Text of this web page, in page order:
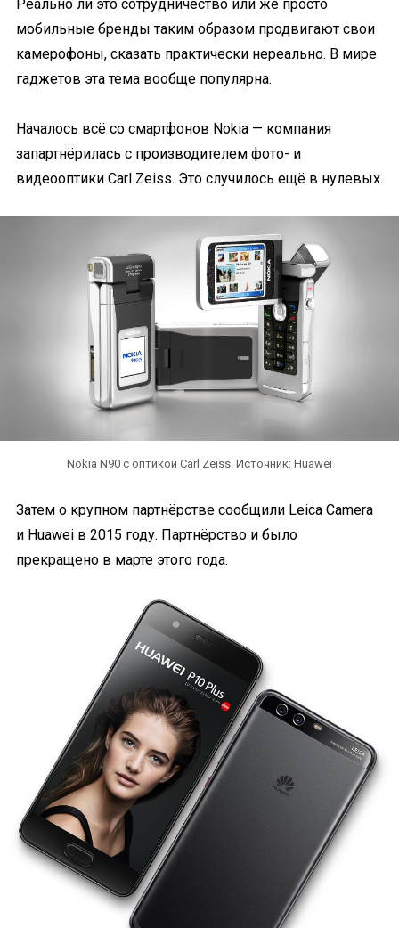
Реально ли это сотрудничество или же просто
мобильные бренды таким образом продвигают свои
камерофоны, сказать практически нереально. В мире
гаджетов эта тема вообще популярна.
Началось всё со смартфонов Nokia — компания
запартнёрилась с производителем фото- и
видеооптики Carl Zeiss. Это случилось ещё в нулевых.
Nokia N90 c оптикой Carl Zeiss. Источник: Huawei
Затем о крупном партнёрстве сообщили Leica Camera
и Huawei в 2015 году. Партнёрство и было
прекращено в марте этого года.